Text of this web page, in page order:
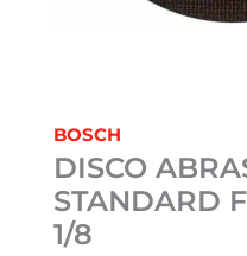
BOSCH
DISCO
STANDARD
1/8